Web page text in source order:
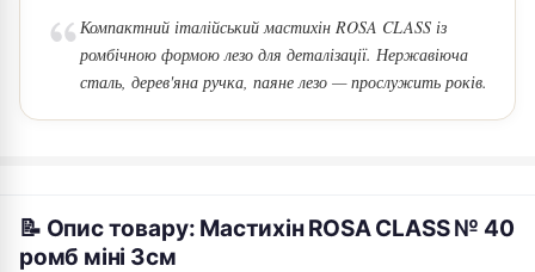
Компактний італійський мастихін ROSA CLASS із
ромбічною формою лезо для деталізації. Нержавіюча
сталь, дерев'яна ручка, паяне лезо — прослужить років.
📝 Опис товару: Мастихін ROSA CLASS № 40
ромб міні 3см